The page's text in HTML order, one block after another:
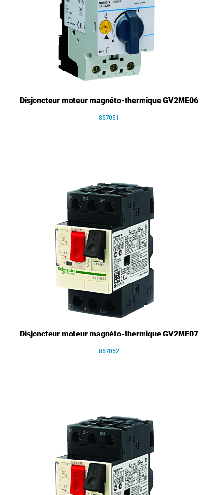
Disjoncteur moteur magnéto-thermique GV2ME06
857051
Disjoncteur moteur magnéto-thermique GV2ME07
857052